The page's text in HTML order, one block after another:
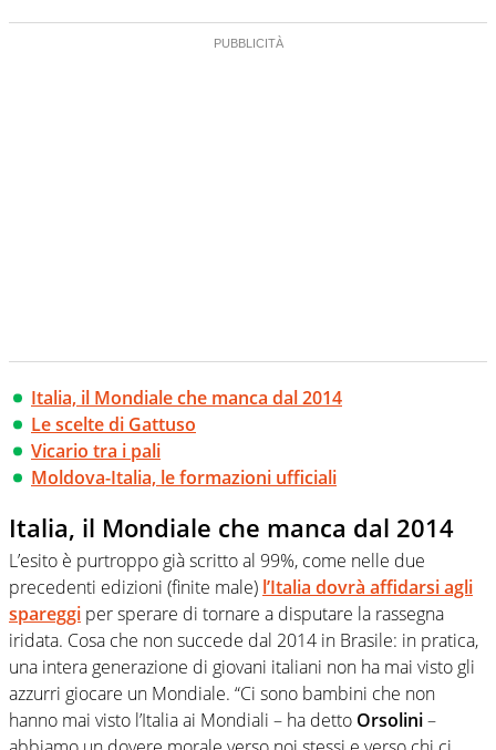
Italia, il Mondiale che manca dal 2014
Le scelte di Gattuso
Vicario tra i pali
Moldova-Italia, le formazioni ufficiali
Italia, il Mondiale che manca dal 2014
L’esito è purtroppo già scritto al 99%, come nelle due
precedenti edizioni (finite male) l’Italia dovrà affidarsi agli
spareggi per sperare di tornare a disputare la rassegna
iridata. Cosa che non succede dal 2014 in Brasile: in pratica,
una intera generazione di giovani italiani non ha mai visto gli
azzurri giocare un Mondiale. “Ci sono bambini che non
hanno mai visto l’Italia ai Mondiali – ha detto Orsolini–